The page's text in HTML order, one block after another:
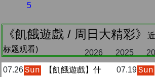
5
《飢餓遊戲 / 周日大精彩》
标题观看)
2026 2025
07.26Sun
【飢餓遊戲】什
07.19Sun